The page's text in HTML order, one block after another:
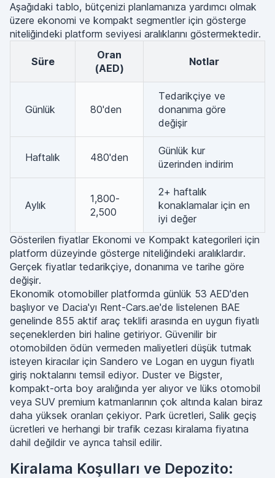
Aşağıdaki tablo, bütçenizi planlamanıza yardımcı olmak
üzere ekonomi ve kompakt segmentler için gösterge
niteliğindeki platform seviyesi aralıklarını göstermektedir.
Süre
Oran
(AED)
Notlar
Günlük 80'den
Tedarikçiye ve
donanıma göre
değişir
Haftalık 480'den
Günlük kur
üzerinden indirim
Aylık
1,800-
2,500
2+ haftalık
konaklamalar için en
iyi değer
Gösterilen fiyatlar Ekonomi ve Kompakt kategorileri için
platform düzeyinde gösterge niteliğindeki aralıklardır.
Gerçek fiyatlar tedarikçiye, donanıma ve tarihe göre
değişir.
Ekonomik otomobiller platformda günlük 53 AED'den
başlıyor ve Dacia'yı Rent-Cars.ae'de listelenen BAE
genelinde 855 aktif araç teklifi arasında en uygun fiyatlı
seçeneklerden biri haline getiriyor. Güvenilir bir
otomobilden ödün vermeden maliyetleri düşük tutmak
isteyen kiracılar için Sandero ve Logan en uygun fiyatlı
giriş noktalarını temsil ediyor. Duster ve Bigster,
kompakt-orta boy aralığında yer alıyor ve lüks otomobil
veya SUV premium katmanlarının çok altında kalan biraz
daha yüksek oranları çekiyor. Park ücretleri, Salik geçiş
ücretleri ve herhangi bir trafik cezası kiralama fiyatına
dahil değildir ve ayrıca tahsil edilir.
Kiralama Koşulları ve Depozito: